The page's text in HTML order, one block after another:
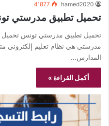
hamed2020 4٬877
تحميل تطبيق مدرستي
تحميل تطبيق مدرستي تونس
مدرستي هي نظام تعليم إلكتروني
المدارس…
أكمل القراءة »